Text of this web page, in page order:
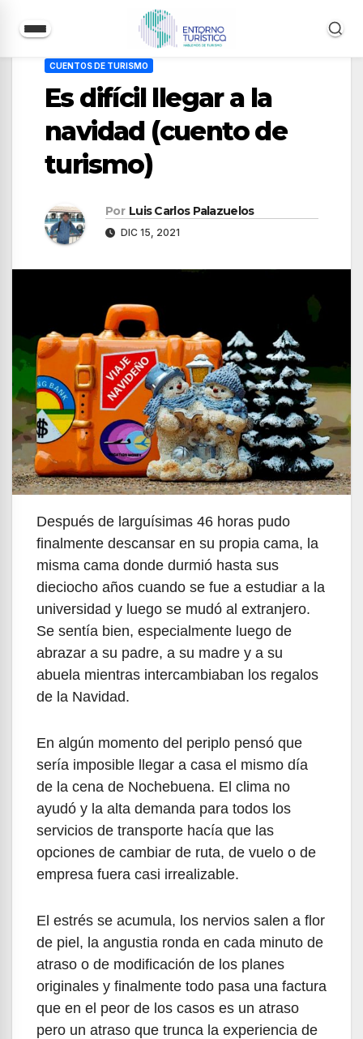
contenido
CUENTOS DE TURISMO
Es difícil llegar a la
navidad (cuento de
turismo)
Por Luis Carlos Palazuelos
DIC 15, 2021
Después de larguísimas 46 horas pudo
finalmente descansar en su propia cama, la
misma cama donde durmió hasta sus
dieciocho años cuando se fue a estudiar a la
universidad y luego se mudó al extranjero.
Se sentía bien, especialmente luego de
abrazar a su padre, a su madre y a su
abuela mientras intercambiaban los regalos
de la Navidad.
En algún momento del periplo pensó que
sería imposible llegar a casa el mismo día
de la cena de Nochebuena. El clima no
ayudó y la alta demanda para todos los
servicios de transporte hacía que las
opciones de cambiar de ruta, de vuelo o de
empresa fuera casi irrealizable.
El estrés se acumula, los nervios salen a flor
de piel, la angustia ronda en cada minuto de
atraso o de modificación de los planes
originales y finalmente todo pasa una factura
que en el peor de los casos es un atraso
pero un atraso que trunca la experiencia de